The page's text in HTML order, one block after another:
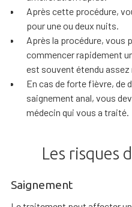
Après cette procédure,
pour une ou deux nuits.
Après la procédure, vous
commencer rapidement
est souvent étendu assez
En cas de forte fièvre, de
saignement anal, vous
médecin qui vous a traité.
Les risques
Saignement